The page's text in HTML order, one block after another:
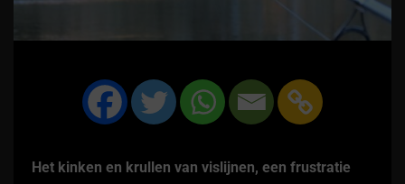
Het kinken en krullen van vislijnen, een frustratie